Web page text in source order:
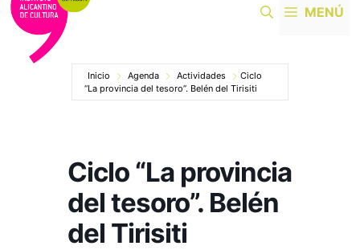
MENÚ
Inicio Agenda Actividades
Ciclo
“La provincia del tesoro”. Belén del Tirisiti
Ciclo “La provincia
del tesoro”. Belén
del Tirisiti